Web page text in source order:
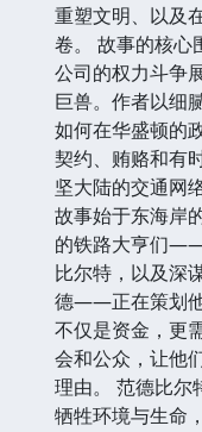
重塑文明、以及
卷。 故事的核心
公司的权力斗争
巨兽。作者以细
如何在华盛顿的
契约、贿赂和有
坚大陆的交通网
故事始于东海岸
的铁路大亨们——
比尔特，以及深
德——正在策划
不仅是资金，更
会和公众，让他
理由。 范德比尔
牺牲环境与生命